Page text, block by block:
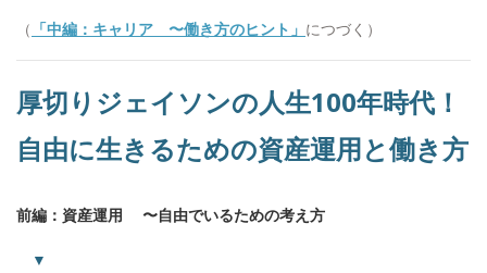
（ 「中編：キャリア 〜働き方のヒント」 につづく）
厚切りジェイソンの人生100年時代！
自由に生きるための資産運用と働き方
前編：資産運用 〜自由でいるための考え方
▼